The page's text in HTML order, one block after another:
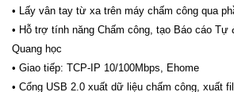
• Lấy vân tay từ xa trên máy chấm công qua
• Hỗ trợ tính năng Chấm công, tạo Báo cáo Tự
Quang học
• Giao tiếp: TCP-IP 10/100Mbps, Ehome
• Cổng USB 2.0 xuất dữ liệu chấm công, xuất